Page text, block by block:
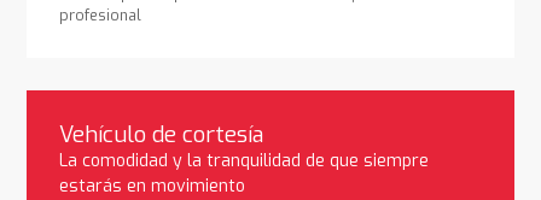
profesional
Vehículo de cortesía
La comodidad y la tranquilidad de que siempre
estarás en movimiento